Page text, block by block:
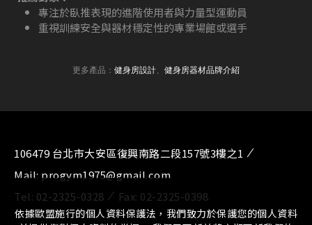
專注於臥推表現的進階使用者與力量型運動員
重視訓練安全與器材穩定性的專業場館或選手
更多產品： 健身房設計 健身房器材品牌介紹
106479 台北市大安區復興南路二段157號3樓之1
Mail: progym1975@gmail.com
Tel: 02-2325-0328 Fax: 02-2325-0398
依據歐盟施行的個人資料保護法，我們致力於保護您的個人資料